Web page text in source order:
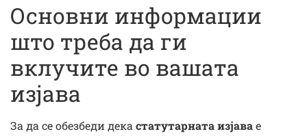
Основни информации
што треба да ги
вклучите во вашата
изјава
За да се обезбеди декастатутарната изјавае